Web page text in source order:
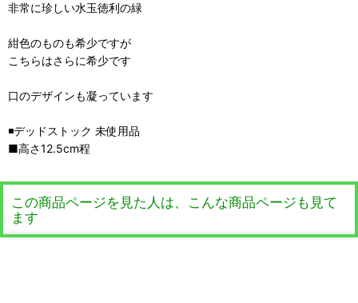
非常に珍しい水玉徳利の緑
紺色のものも希少ですが
こちらはさらに希少です
口のデザインも凝っています
◾️デッドストック 未使用品
■高さ12.5cm程
この商品ページを見た人は、こんな商品ページも見て
ます